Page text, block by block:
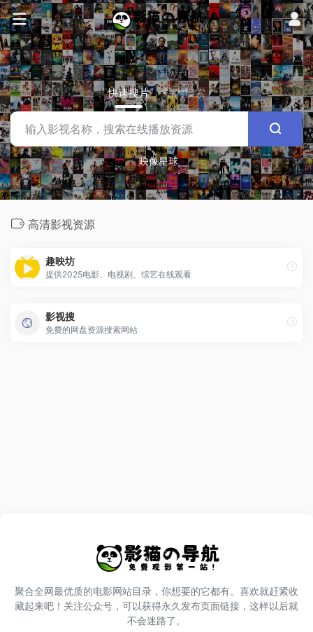
快速搜片 站内搜索
映像星球
高清影视资源
趣映坊
提供2025电影、电视剧、综艺在线观看
影视搜
免费的网盘资源搜索网站
聚合全网最优质的电影网站目录，你想要的它都有。喜欢就赶紧收
藏起来吧！关注公众号，可以获得永久发布页面链接，这样以后就
不会迷路了。